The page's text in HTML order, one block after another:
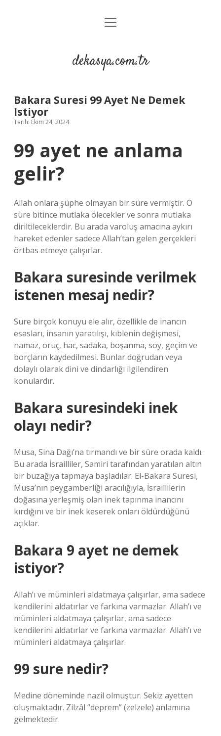
Anasayfa
Yasal Uyarı
menüyü
dekasya.com.tr
Bakara Suresi 99 Ayet Ne Demek
Istiyor
Tarih: Ekim 24, 2024
99 ayet ne anlama
gelir?
Allah onlara şüphe olmayan bir süre vermiştir. O
süre bitince mutlaka ölecekler ve sonra mutlaka
diriltileceklerdir. Bu arada varoluş amacına aykırı
hareket edenler sadece Allah’tan gelen gerçekleri
örtbas etmeye çalışırlar.
Bakara suresinde verilmek
istenen mesaj nedir?
Sure birçok konuyu ele alır, özellikle de inancın
esasları, insanın yaratılışı, kıblenin değişmesi,
namaz, oruç, hac, sadaka, boşanma, soy, geçim ve
borçların kaydedilmesi. Bunlar doğrudan veya
dolaylı olarak dini ve dindarlığı ilgilendiren
konulardır.
Bakara suresindeki inek
olayı nedir?
Musa, Sina Dağı’na tırmandı ve bir süre orada kaldı.
Bu arada İsrailliler, Samiri tarafından yaratılan altın
bir buzağıya tapmaya başladılar. El-Bakara Suresi,
Musa’nın peygamberliği aracılığıyla, İsraillilerin
doğasına yerleşmiş olan inek tapınma inancını
kırdığını ve bir inek keserek onları öldürdüğünü
açıklar.
Bakara 9 ayet ne demek
istiyor?
Allah’ı ve müminleri aldatmaya çalışırlar, ama sadece
kendilerini aldatırlar ve farkına varmazlar. Allah’ı ve
müminleri aldatmaya çalışırlar, ama sadece
kendilerini aldatırlar ve farkına varmazlar. Allah’ı ve
müminleri aldatmaya çalışırlar.
99 sure nedir?
Medine döneminde nazil olmuştur. Sekiz ayetten
oluşmaktadır. Zilzâl “deprem” (zelzele) anlamına
gelmektedir.